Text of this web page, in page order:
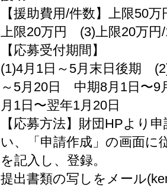
【援助費用/件数】上限50
上限20万円 (3)上限20万円/
【応募受付期間】
(1)4月1日～5月末日後期
～5月20日 中期8月1日〜
月1日〜翌年1月20日
【応募方法】財団HPより
い、「申請作成」の画面に
を記入し、登録。
提出書類の写しをメール